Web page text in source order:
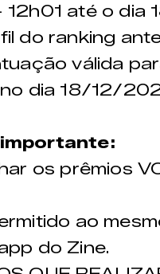
até o dia
do ranking
válida
dia 18/12/
os prêmios
ao
do Zine.